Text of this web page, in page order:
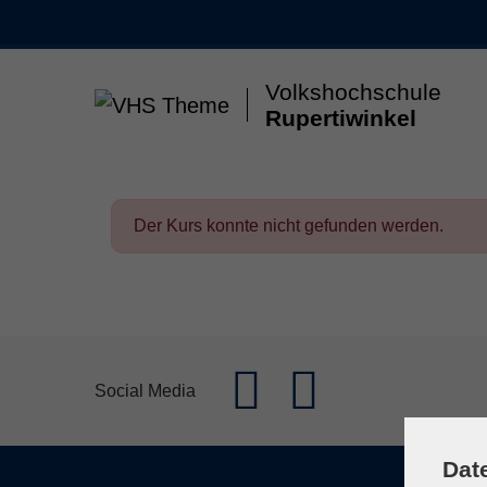
Volkshochschule
Rupertiwinkel
Kunst & Kultur
Der Kurs konnte nicht gefunden werden.
Social Media